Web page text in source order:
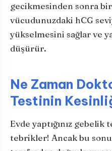
gecikmesinden sonra
vücudunuzdaki hCG
yükselmesini sağlar ve
düşürür.
Ne Zaman
Testinin
Evde yaptığınız gebelik
tebrikler! Ancak bu